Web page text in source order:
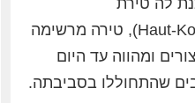
לה טירת
או-קניגסבורג (Haut-Koenigsbourg), טירה מרשימה
ומהווה עד היום
שהתחוללו בסביבתה.